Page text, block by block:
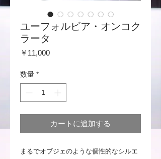
ユーフォルビア・オンコク
ラータ
￥11,000価
数量 *
カートに追加する
まるでオブジェのような個性的なシルエ